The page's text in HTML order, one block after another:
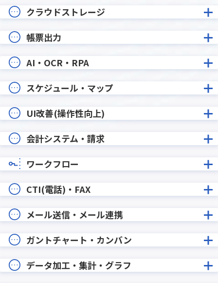
クラウドストレージ
帳票出力
AI・OCR・RPA
スケジュール・マップ
UI改善(操作性向上)
会計システム・請求
ワークフロー
CTI(電話)・FAX
メール送信・メール連携
ガントチャート・カンバン
データ加工・集計・グラフ